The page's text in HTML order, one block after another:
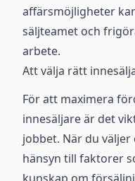
affärsmöjligheter
säljteamet och
arbete.
Att välja rätt
För att maximera
innesäljare är det
jobbet. När du
hänsyn till faktorer